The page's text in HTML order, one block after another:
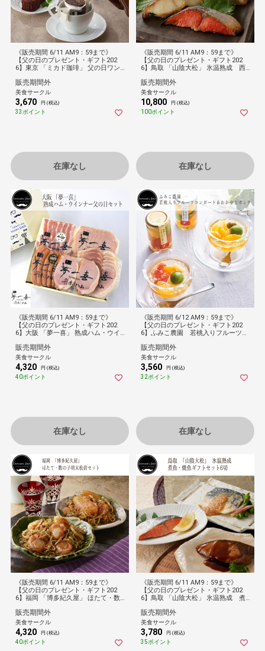
《販売期間 6/11 AM9：59まで》
【父の日のプレゼント・ギフト202
6】東京 「ミカド珈琲」 父の日ワン
ケーキ
販売期間外
美食サークル
3,670 円 (税込)
33ポイント
在庫なし
《販売期間 6/11 AM9：59まで》
【父の日のプレゼント・ギフト202
6】鳥取 「山陰大松」 氷温熟成 西
販売期間外
美食サークル
10,800 円 (税込)
100ポイント
在庫なし
《販売期間 6/11 AM9：59まで》
【父の日のプレゼント・ギフト202
6】大阪 「夢一喜」 熟成ハム・ウイ
販売期間外
美食サークル
4,320 円 (税込)
40ポイント
在庫なし
《販売期間 6/12 AM9：59まで》
【父の日のプレゼント・ギフト202
6】ふみこ農園 若桃入りフルーツコ
販売期間外
美食サークル
3,560 円 (税込)
32ポイント
在庫なし
《販売期間 6/11 AM9：59まで》
【父の日のプレゼント・ギフト202
6】福岡 「博多紀久屋」 ほたて・数
販売期間外
美食サークル
4,320 円 (税込)
40ポイント
《販売期間 6/11 AM9：59まで》
【父の日のプレゼント・ギフト202
6】鳥取 「山陰大松」 氷温熟成 煮
販売期間外
美食サークル
3,780 円 (税込)
35ポイント